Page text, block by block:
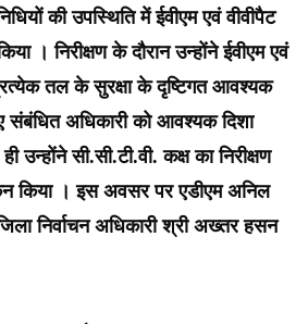
की उपस्थिति में ईवीएम एवं वीवीपैट
। निरीक्षण के दौरान उन्होंने ईवीएम एवं
तल के सुरक्षा के दृष्टिगत आवश्यक
संबंधित अधिकारी को आवश्यक दिशा
उन्होंने सी.सी.टी.वी. कक्ष का निरीक्षण
किया । इस अवसर पर एडीएम अनिल
निर्वाचन अधिकारी श्री अख्तर हसन